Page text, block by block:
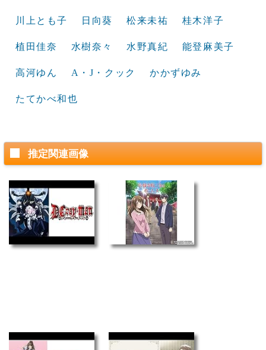
川上とも子 日向葵 松来未祐 桂木洋子
植田佳奈 水樹奈々 水野真紀 能登麻美子
高河ゆん A・J・クック かかずゆみ
たてかべ和也
推定関連画像